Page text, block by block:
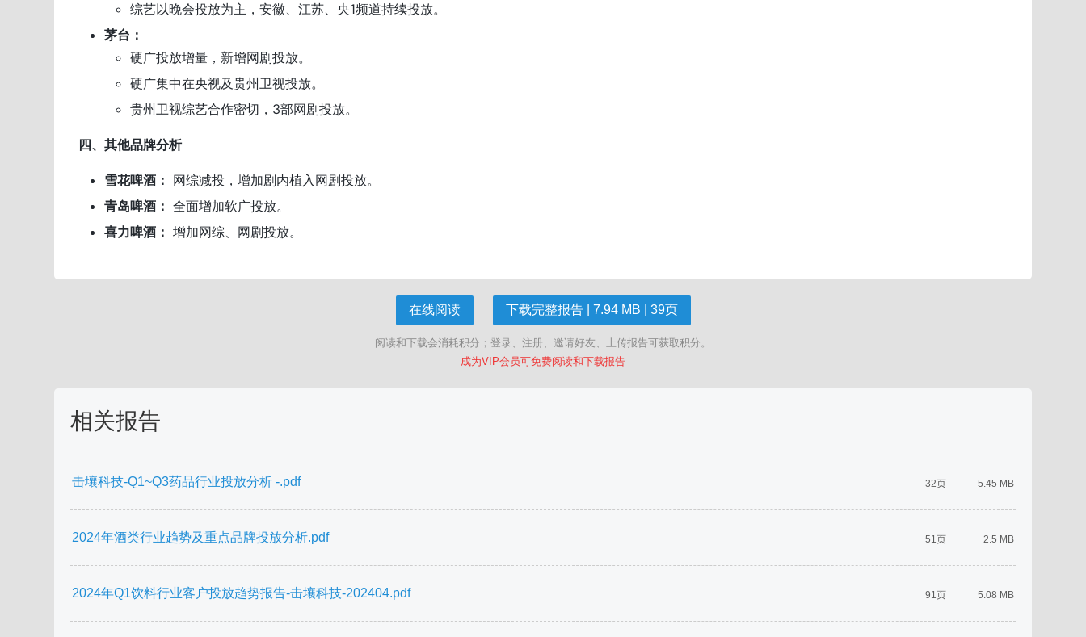
综艺以晚会投放为主，安徽、江苏、央1频道持续投放。
茅台：
硬广投放增量，新增网剧投放。
硬广集中在央视及贵州卫视投放。
贵州卫视综艺合作密切，3部网剧投放。
四、其他品牌分析
雪花啤酒： 网综减投，增加剧内植入网剧投放。
青岛啤酒： 全面增加软广投放。
喜力啤酒： 增加网综、网剧投放。
在线阅读 下载完整报告 | 7.94 MB | 39页
阅读和下载会消耗积分；登录、注册、邀请好友、上传报告可获取积分。
成为VIP会员可免费阅读和下载报告
相关报告
5.45 MB
32页
击壤科技-Q1~Q3药品行业投放分析 -.pdf
2.5 MB
51页
2024年酒类行业趋势及重点品牌投放分析.pdf
5.08 MB
91页
2024年Q1饮料行业客户投放趋势报告-击壤科技-202404.pdf